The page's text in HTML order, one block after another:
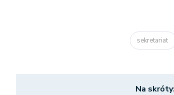
sekretariat
Na skróty: